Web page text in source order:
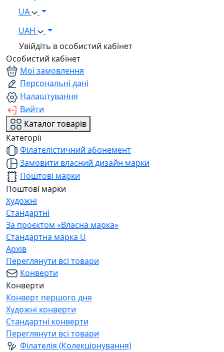
UA
UAH
Увійдіть в особистий кабінет
Особистий кабінет
Мої замовлення
Персональні дані
Налаштування
Вийти
Каталог товарів
Категорії
Філателістичний абонемент
Замовити власний дизайн марки
Поштові марки
Поштові марки
Художні
Стандартні
За проєктом «Власна марка»
Стандартна марка U
Архів
Переглянути всі товари
Конверти
Конверти
Конверт першого дня
Художні конверти
Стандартні конверти
Переглянути всі товари
Філателія (Колекціонування)